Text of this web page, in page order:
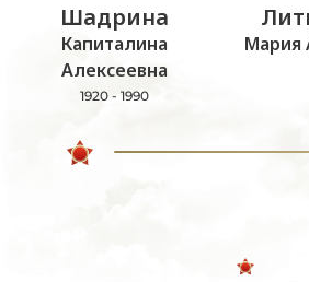
Шадрина
Капиталина
Алексеевна
1920 - 1990
Мария